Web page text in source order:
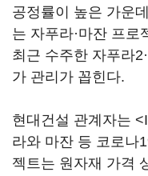
공정률이 높은 가운
는 자푸라·마잔 프로
최근 수주한 자푸라
가 관리가 꼽힌다.
현대건설 관계자는
라와 마잔 등 코로나
젝트는 원자재 가격